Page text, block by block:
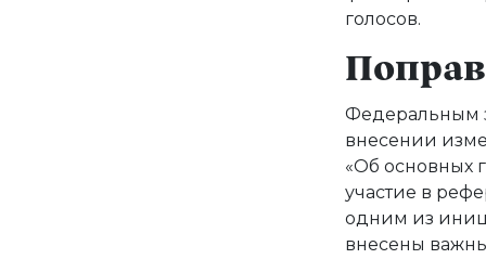
голосов.
Федеральным
внесении
«Об основных
участие в
одним из
внесены